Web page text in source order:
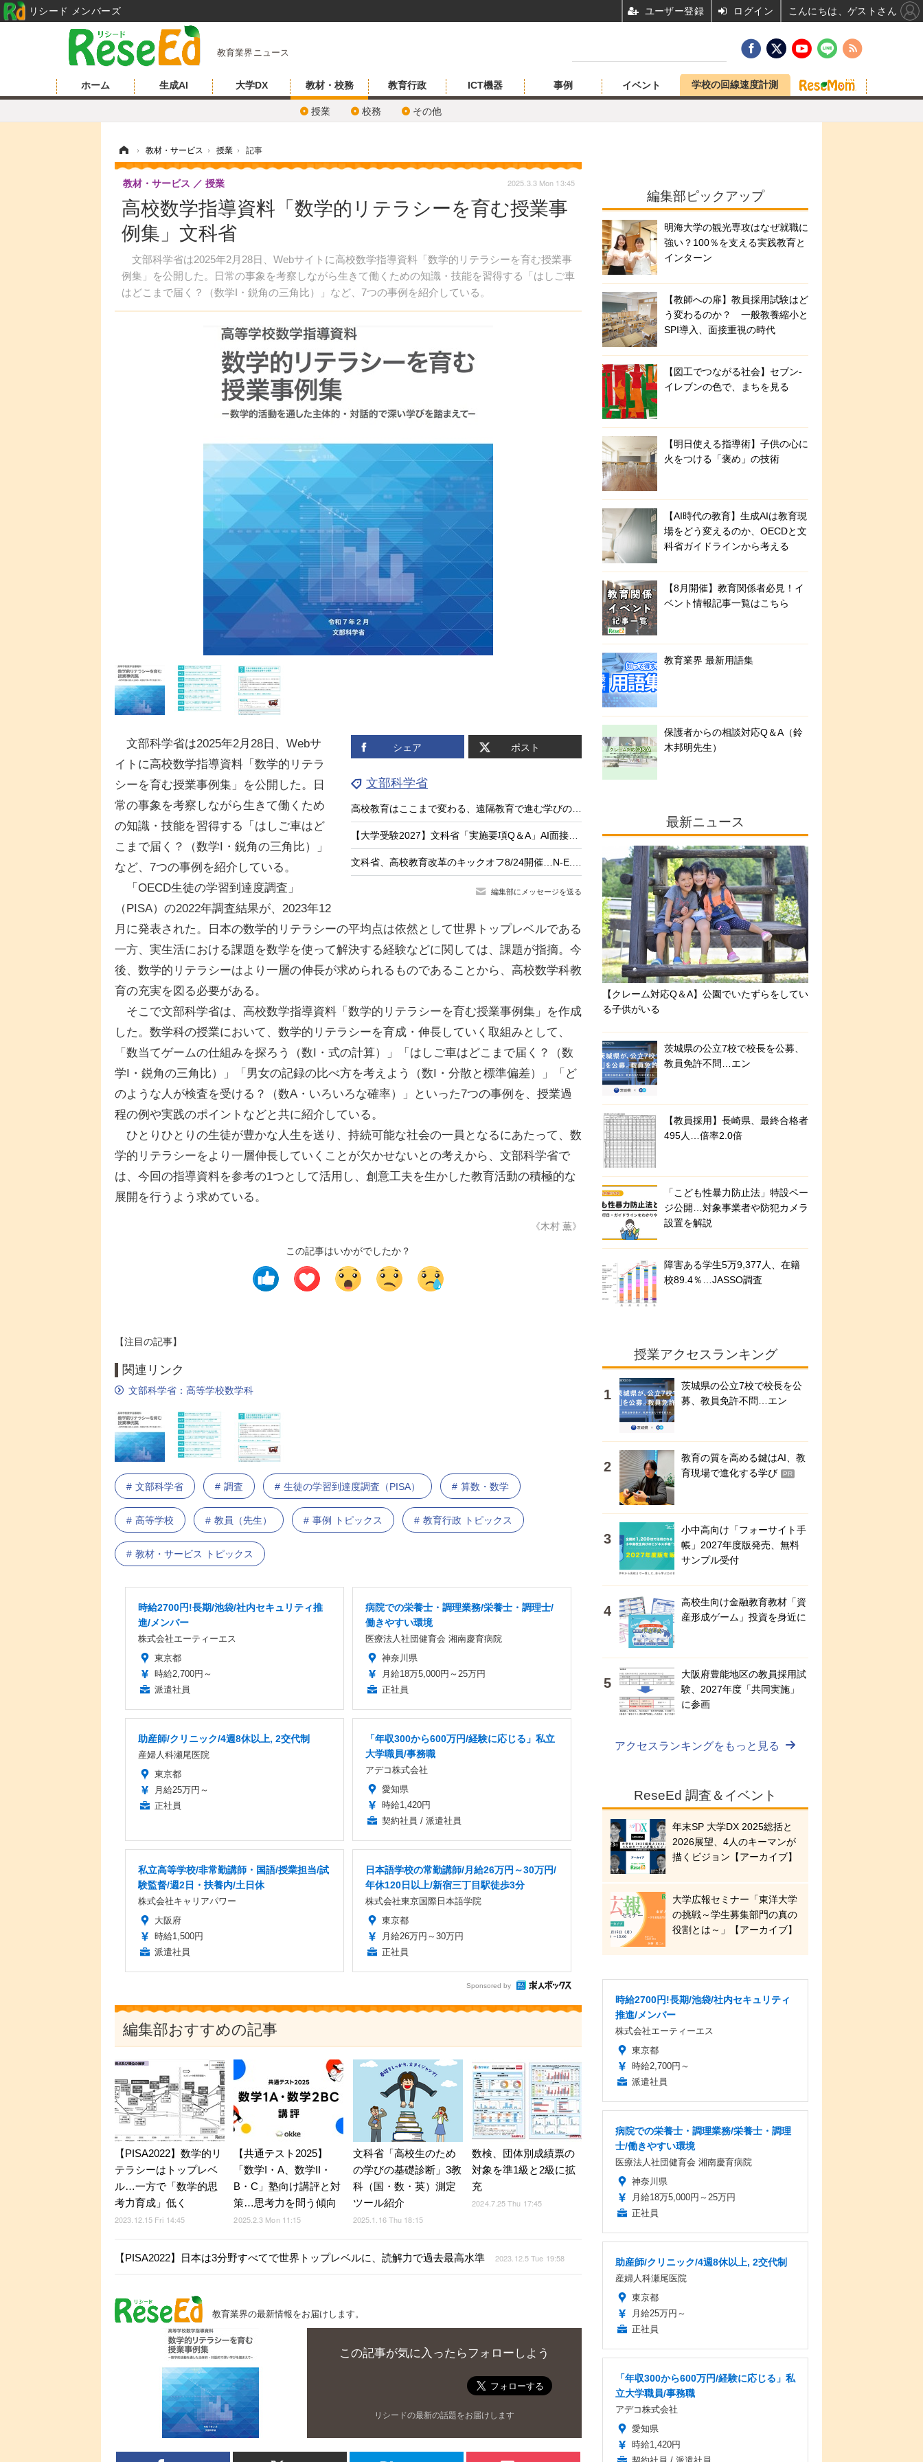
教育業界ニュース
ホーム 生成AI 大学DX 教材・校務
授業 校務 その他
教育行政 ICT機器 事例 イベント 学校の回線速度計測
› 教材・サービス › 授業 › 記事
高校数学指導資料「数学的リテラシーを育む授業事
例集」文科省
文部科学省は2025年2月28日、Webサイトに高校数学指導資料「数学的リテラシーを育む授業事
例集」を公開した。日常の事象を考察しながら生きて働くための知識・技能を習得する「はしご車
はどこまで届く？（数学I・鋭角の三角比）」など、7つの事例を紹介している。
教材・サービス 授業 2025.3.3 Mon 13:45
シェア ポスト
文部科学省
編集部にメッセージを送る
文部科学省は2025年2月28日、Webサ
イトに高校数学指導資料「数学的リテラ
シーを育む授業事例集」を公開した。日
常の事象を考察しながら生きて働くため
の知識・技能を習得する「はしご車はど
こまで届く？（数学I・鋭角の三角比）」
など、7つの事例を紹介している。
「OECD生徒の学習到達度調査」
（PISA）の2022年調査結果が、2023年12
月に発表された。日本の数学的リテラシーの平均点は依然として世界トップレベルである
一方、実生活における課題を数学を使って解決する経験などに関しては、課題が指摘。今
後、数学的リテラシーはより一層の伸長が求められるものであることから、高校数学科教
育の充実を図る必要がある。
そこで文部科学省は、高校数学指導資料「数学的リテラシーを育む授業事例集」を作成
した。数学科の授業において、数学的リテラシーを育成・伸長していく取組みとして、
「数当てゲームの仕組みを探ろう（数I・式の計算）」「はしご車はどこまで届く？（数
学I・鋭角の三角比）」「男女の記録の比べ方を考えよう（数I・分散と標準偏差）」「ど
のような人が検査を受ける？（数A・いろいろな確率）」といった7つの事例を、授業過
程の例や実践のポイントなどと共に紹介している。
ひとりひとりの生徒が豊かな人生を送り、持続可能な社会の一員となるにあたって、数
学的リテラシーをより一層伸長していくことが欠かせないとの考えから、文部科学省で
は、今回の指導資料を参考の1つとして活用し、創意工夫を生かした教育活動の積極的な
展開を行うよう求めている。
《木村 薫》
この記事はいかがでしたか？
【注目の記事】
関連リンク
文部科学省：高等学校数学科
文部科学省 調査 生徒の学習到達度調査（PISA） 算数・数学
高等学校 教員（先生） 事例 トピックス 教育行政 トピックス
教材・サービス トピックス
時給2700円!長期/池袋/社内セキュリティ推
進/メンバー
株式会社エーティーエス
東京都
時給2,700円～
派遣社員
病院での栄養士・調理業務/栄養士・調理士/
働きやすい環境
医療法人社団健育会 湘南慶育病院
神奈川県
月給18万5,000円～25万円
正社員
助産師/クリニック/4週8休以上, 2交代制
産婦人科瀬尾医院
東京都
月給25万円～
正社員
「年収300から600万円/経験に応じる」私立
大学職員/事務職
アデコ株式会社
愛知県
時給1,420円
契約社員 / 派遣社員
私立高等学校/非常勤講師・国語/授業担当/試
験監督/週2日・扶養内/土日休
株式会社キャリアパワー
大阪府
時給1,500円
派遣社員
日本語学校の常勤講師/月給26万円～30万円/
年休120日以上/新宿三丁目駅徒歩3分
株式会社東京国際日本語学院
東京都
月給26万円～30万円
正社員
Sponsored by
編集部おすすめの記事
【PISA2022】数学的リ
テラシーはトップレベ
ル…一方で「数学的思
考力育成」低く
2023.12.15 Fri 14:45
【共通テスト2025】
「数学I・A、数学II・
B・C」塾向け講評と対
策…思考力を問う傾向
2025.2.3 Mon 11:15
文科省「高校生のため
の学びの基礎診断」3教
科（国・数・英）測定
ツール紹介
2025.1.16 Thu 18:15
数検、団体別成績票の
対象を準1級と2級に拡
充
2024.7.25 Thu 17:45
【PISA2022】日本は3分野すべてで世界トップレベルに、読解力で過去最高水準 2023.12.5 Tue 19:58
教育業界の最新情報をお届けします。
この記事が気に入ったらフォローしよう
リシードの最新の話題をお届けします
編集部ピックアップ
明海大学の観光専攻はなぜ就職に
強い？100％を支える実践教育と
インターン
【教師への扉】教員採用試験はど
う変わるのか？ 一般教養縮小と
SPI導入、面接重視の時代
【図工でつながる社会】セブン‐
イレブンの色で、まちを見る
【明日使える指導術】子供の心に
火をつける「褒め」の技術
【AI時代の教育】生成AIは教育現
場をどう変えるのか、OECDと文
科省ガイドラインから考える
【8月開催】教育関係者必見！イ
ベント情報記事一覧はこちら
教育業界 最新用語集
保護者からの相談対応Q＆A（鈴
木邦明先生）
最新ニュース
【クレーム対応Q＆A】公園でいたずらをしてい
る子供がいる
茨城県の公立7校で校長を公募、
教員免許不問…エン
【教員採用】長崎県、最終合格者
495人…倍率2.0倍
「こども性暴力防止法」特設ペー
ジ公開…対象事業者や防犯カメラ
設置を解説
障害ある学生5万9,377人、在籍
校89.4％…JASSO調査
授業アクセスランキング
茨城県の公立7校で校長を公
募、教員免許不問…エン
教育の質を高める鍵はAI、教
育現場で進化する学び
PR
小中高向け「フォーサイト手
帳」2027年度版発売、無料
サンプル受付
高校生向け金融教育教材「資
産形成ゲーム」投資を身近に
大阪府豊能地区の教員採用試
験、2027年度「共同実施」
に参画
アクセスランキングをもっと見る
ReseEd 調査＆イベント
年末SP 大学DX 2025総括と
2026展望、4人のキーマンが
描くビジョン【アーカイブ】
大学広報セミナー「東洋大学
の挑戦～学生募集部門の真の
役割とは～」【アーカイブ】
時給2700円!長期/池袋/社内セキュリティ
推進/メンバー
株式会社エーティーエス
東京都
時給2,700円～
派遣社員
病院での栄養士・調理業務/栄養士・調理
士/働きやすい環境
医療法人社団健育会 湘南慶育病院
神奈川県
月給18万5,000円～25万円
正社員
助産師/クリニック/4週8休以上, 2交代制
産婦人科瀬尾医院
東京都
月給25万円～
正社員
「年収300から600万円/経験に応じる」私
立大学職員/事務職
アデコ株式会社
愛知県
時給1,420円
リシード メンバーズ ユーザー登録 ログイン こんにちは、ゲストさん